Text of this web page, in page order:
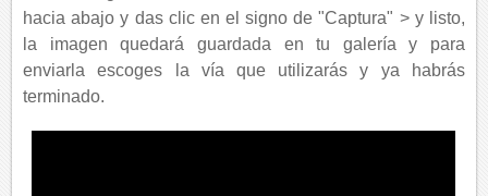
hacia abajo y das clic en el signo de "Captura" > y listo,
la imagen quedará guardada en tu galería y para
enviarla escoges la vía que utilizarás y ya habrás
terminado.